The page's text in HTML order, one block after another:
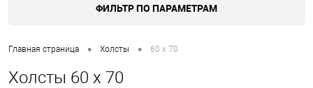
ФИЛЬТР ПО ПАРАМЕТРАМ
Главная страница • Холсты • 60 x 70
Холсты 60 x 70